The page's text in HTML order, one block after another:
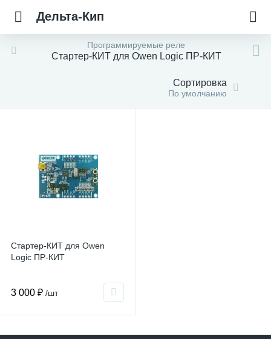
Дельта-Кип
Программируемые реле
Стартер-КИТ для Owen Logic ПР-КИТ
Сортировка
По умолчанию
Стартер-КИТ для Owen
Logic ПР-КИТ
3 000 ₽ /шт